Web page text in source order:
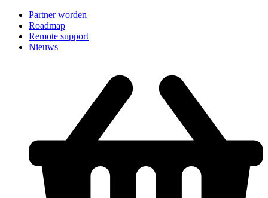
Partner worden
Roadmap
Remote support
Nieuws